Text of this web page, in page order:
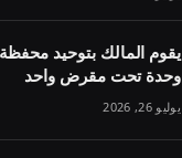
وحدة تحت مقرض واحد
يوليو 26, 2026